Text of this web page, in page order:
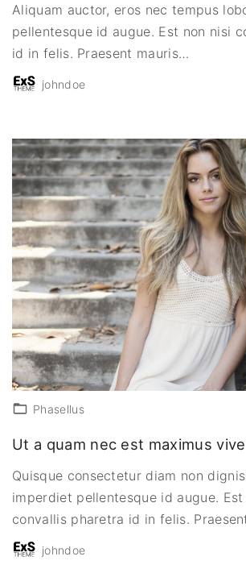
Aliquam auctor, eros nec tempus
pellentesque id augue. Est non nisi
id in felis. Praesent mauris…
johndoe
Phasellus
Ut a quam nec est maximus
Quisque consectetur diam non
imperdiet pellentesque id augue. Est
convallis pharetra id in felis.
johndoe